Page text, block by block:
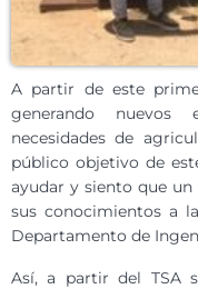
A partir de este
generando nuevos
necesidades de
público objetivo de
ayudar y siento que
sus conocimientos a
Departamento de
Así, a partir del TSA